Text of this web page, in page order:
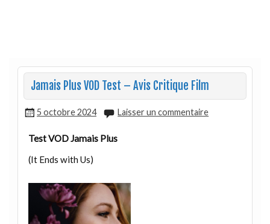
Jamais Plus VOD Test – Avis Critique Film
5 octobre 2024 Laisser un commentaire
Test VOD Jamais Plus
(It Ends with Us)